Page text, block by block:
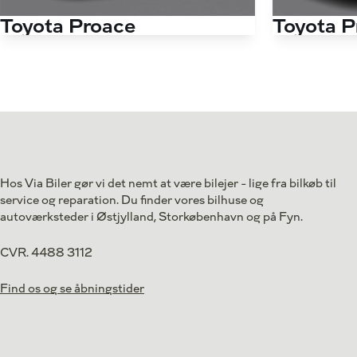
Toyota Proace
Drivmiddel
Diesel
Kontant (ekskl. moms)
249.800kr.
Toyota
Drivmiddel
Kontant (ekskl.
Hos Via Biler gør vi det nemt at være bilejer - lige fra bilkøb til
service og reparation. Du finder vores bilhuse og
autoværksteder i Østjylland, Storkøbenhavn og på Fyn.
CVR. 4488 3112
Find os og se åbningstider